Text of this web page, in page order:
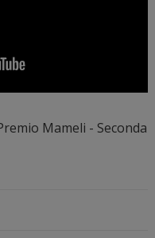
Mameli - Seconda